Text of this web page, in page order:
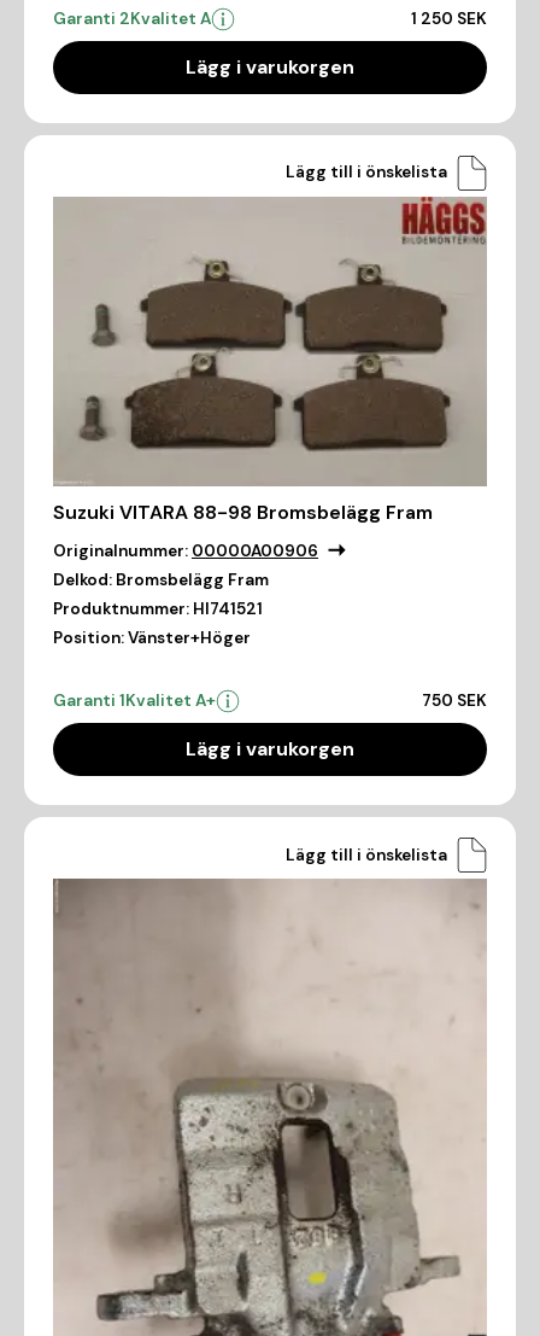
Garanti 2Kvalitet A 1 250 SEK
Lägg i varukorgen
Lägg till i önskelista
Suzuki VITARA 88-98 Bromsbelägg Fram
Originalnummer: 00000A00906
Delkod: Bromsbelägg Fram
Produktnummer: HI741521
Position:Vänster+Höger
Garanti 1Kvalitet A+ 750 SEK
Lägg i varukorgen
Lägg till i önskelista